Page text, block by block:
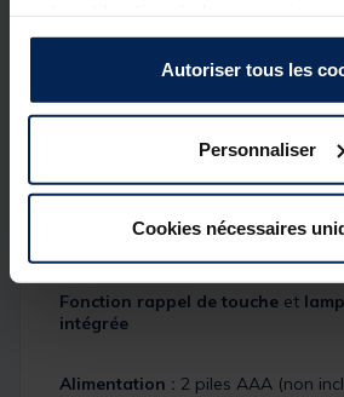
Autoriser tous les
Personnaliser
Cookies nécessaires
Avertisseur de batterie faible
Construction robusteen ABS
Portée de 250 à 350 mètres
8 niveaux de volume réglables
Retour LED lors des touches
Fonction rappel de touche et
intégrée
Alimentation : 2 piles AAA (non